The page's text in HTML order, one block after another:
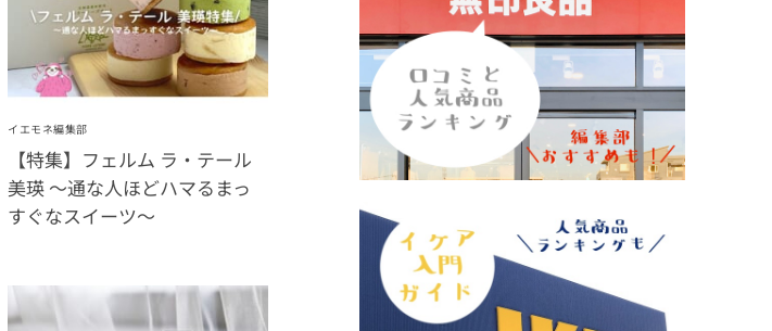
イエモネ編集部
【特集】フェルム ラ・テール
美瑛 〜通な人ほどハマるまっ
すぐなスイーツ〜